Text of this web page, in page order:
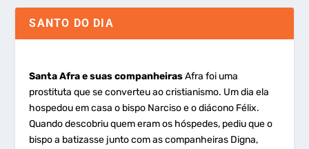
SANTO DO DIA
Santa Afra e suas companheirasAfra foi uma
prostituta que se converteu ao cristianismo. Um dia ela
hospedou em casa o bispo Narciso e o diácono Félix.
Quando descobriu quem eram os hóspedes, pediu que o
bispo a batizasse junto com as companheiras Digna,